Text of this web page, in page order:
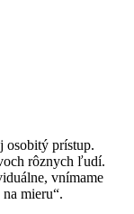
osobitý prístup.
rôznych ľudí.
vnímame
mieru“.